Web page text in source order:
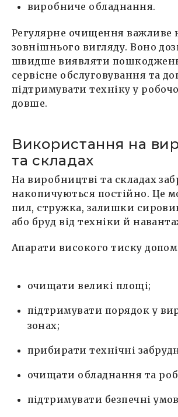
виробниче обладнання.
Регулярне очищення важливе
зовнішнього вигляду. Воно
швидше виявляти
сервісне обслуговування та
підтримувати техніку у
довше.
Використання на
та складах
На виробництві та складах
накопичуються постійно. Це
пил, стружка, залишки
або бруд від техніки й
Апарати високого тиску
очищати великі площі;
підтримувати порядок у
зонах;
прибирати технічні
очищати обладнання та
підтримувати безпечні